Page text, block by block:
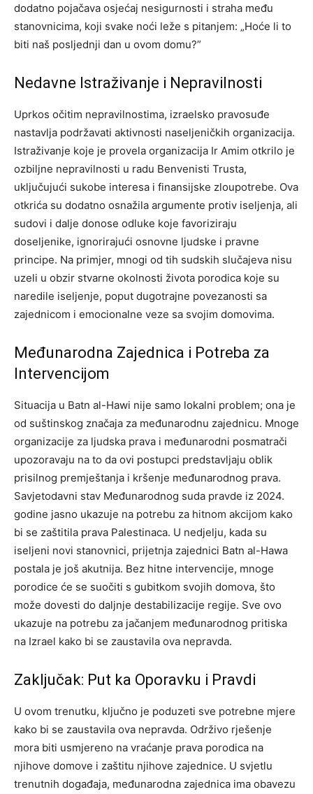
dodatno pojačava osjećaj nesigurnosti i straha među
stanovnicima, koji svake noći leže s pitanjem: „Hoće li to
biti naš posljednji dan u ovom domu?”
Nedavne Istraživanje i Nepravilnosti
Uprkos očitim nepravilnostima, izraelsko pravosuđe
nastavlja podržavati aktivnosti naseljeničkih organizacija.
Istraživanje koje je provela organizacija Ir Amim otkrilo je
ozbiljne nepravilnosti u radu Benvenisti Trusta,
uključujući sukobe interesa i finansijske zloupotrebe. Ova
otkrića su dodatno osnažila argumente protiv iseljenja, ali
sudovi i dalje donose odluke koje favoriziraju
doseljenike, ignorirajući osnovne ljudske i pravne
principe. Na primjer, mnogi od tih sudskih slučajeva nisu
uzeli u obzir stvarne okolnosti života porodica koje su
naredile iseljenje, poput dugotrajne povezanosti sa
zajednicom i emocionalne veze sa svojim domovima.
Međunarodna Zajednica i Potreba za
Intervencijom
Situacija u Batn al-Hawi nije samo lokalni problem; ona je
od suštinskog značaja za međunarodnu zajednicu. Mnoge
organizacije za ljudska prava i međunarodni posmatrači
upozoravaju na to da ovi postupci predstavljaju oblik
prisilnog premještanja i kršenje međunarodnog prava.
Savjetodavni stav Međunarodnog suda pravde iz 2024.
godine jasno ukazuje na potrebu za hitnom akcijom kako
bi se zaštitila prava Palestinaca. U nedjelju, kada su
iseljeni novi stanovnici, prijetnja zajednici Batn al-Hawa
postala je još akutnija. Bez hitne intervencije, mnoge
porodice će se suočiti s gubitkom svojih domova, što
može dovesti do daljnje destabilizacije regije. Sve ovo
ukazuje na potrebu za jačanjem međunarodnog pritiska
na Izrael kako bi se zaustavila ova nepravda.
Zaključak: Put ka Oporavku i Pravdi
U ovom trenutku, ključno je poduzeti sve potrebne mjere
kako bi se zaustavila ova nepravda. Održivo rješenje
mora biti usmjereno na vraćanje prava porodica na
njihove domove i zaštitu njihove zajednice. U svjetlu
trenutnih događaja, međunarodna zajednica ima obavezu